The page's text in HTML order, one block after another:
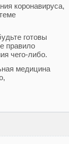
коронавируса,
готовы
правило
чего-либо.
медицина